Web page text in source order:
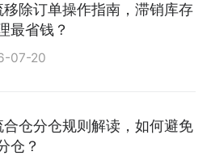
除订单操作指南，滞销库存
最省钱？
07-20
仓分仓规则解读，如何避免
仓？